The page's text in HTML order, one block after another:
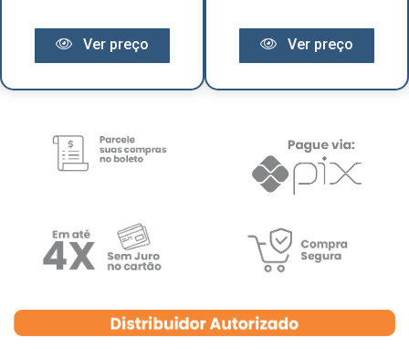
Ver preço Ver preço